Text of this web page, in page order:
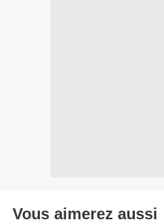
Vous aimerez aussi